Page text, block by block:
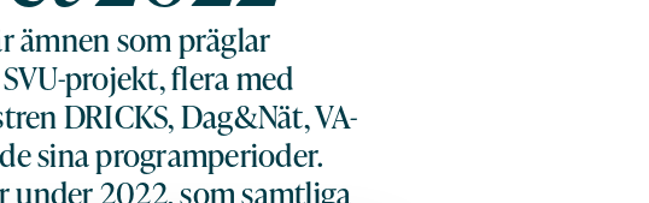
ämnen som präglar
projekt, flera med
DRICKS, Dag&Nät, VA-
sina programperioder.
under 2022, som samtliga